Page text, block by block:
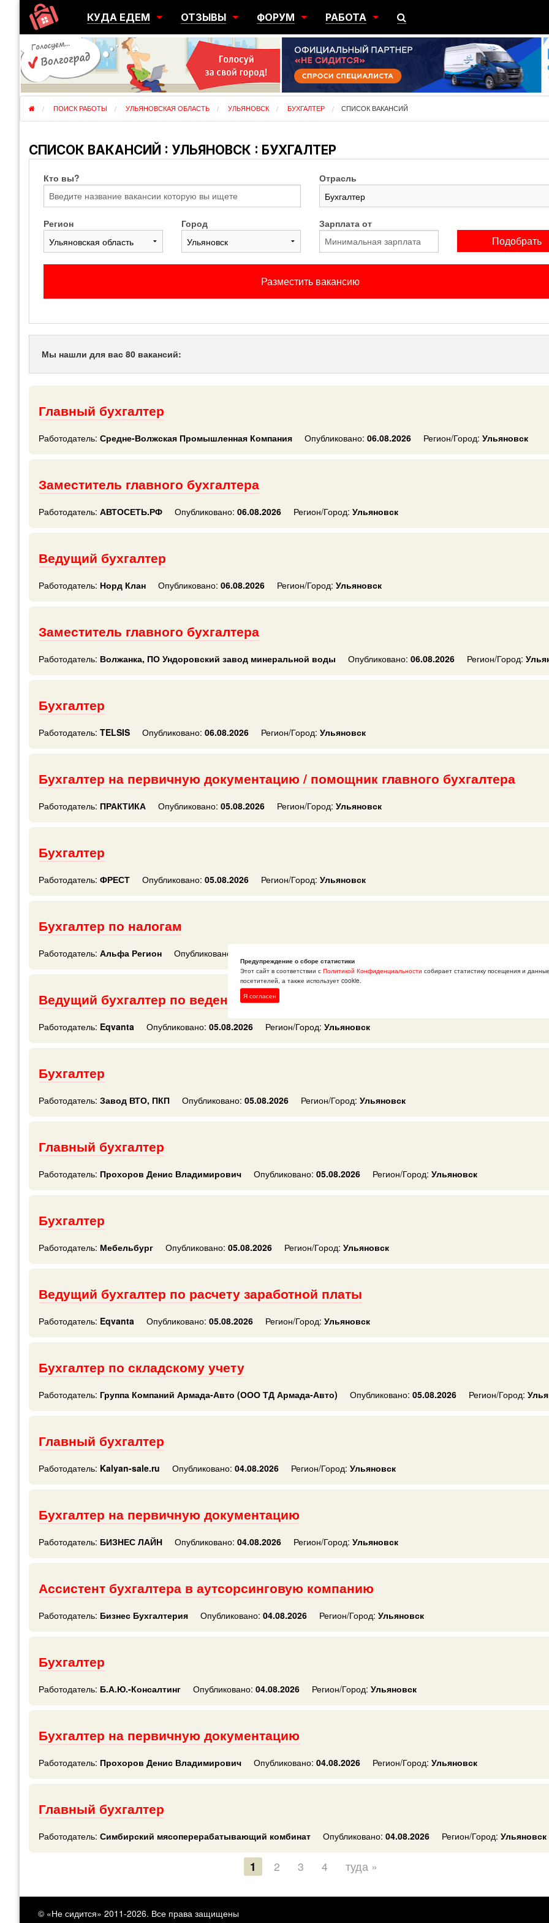
КУДА ЕДЕМ
ГОРОДА
РЕГИОНЫ
ОТЗЫВЫ
ПЕРЕЕЗДЫ
ЭМИГРАЦИЯ
ФОРУМ
ЮЖНЫЙ
РАБОТА
ПОИСК РАБОТЫ
РАЗМЕСТИТЬ ВАКАНСИЮ
ПОИСК РАБОТЫ УЛЬЯНОВСКАЯ ОБЛАСТЬ УЛЬЯНОВСК БУХГАЛТЕР СПИСОК ВАКАНСИЙ
СПИСОК ВАКАНСИЙ : УЛЬЯНОВСК : БУХГАЛТЕР
Кто вы? Отрасль
Регион Город Зарплата от
Подобрать
Разместить вакансию
Мы нашли для вас 80 вакансий:
Главный бухгалтер
Работодатель: Средне-Волжская Промышленная Компания Опубликовано: 06.08.2026 Регион/Город: Ульяновск
Заместитель главного бухгалтера
Работодатель: АВТОСЕТЬ.РФ Опубликовано: 06.08.2026 Регион/Город: Ульяновск
Ведущий бухгалтер
Работодатель: Норд Клан Опубликовано: 06.08.2026 Регион/Город: Ульяновск
Заместитель главного бухгалтера
Работодатель: Волжанка, ПО Ундоровский завод минеральной воды Опубликовано: 06.08.2026 Регион/Город:
Бухгалтер
Работодатель: TELSIS Опубликовано: 06.08.2026 Регион/Город: Ульяновск
Бухгалтер на первичную документацию / помощник главного бухгалтера
Работодатель: ПРАКТИКА Опубликовано: 05.08.2026 Регион/Город: Ульяновск
Бухгалтер
Работодатель: ФРЕСТ Опубликовано: 05.08.2026 Регион/Город: Ульяновск
Бухгалтер по налогам
Работодатель: Альфа Регион Опубликовано:
Ведущий бухгалтер по ведению лизинговых операций
Работодатель: Eqvanta Опубликовано: 05.08.2026 Регион/Город: Ульяновск
Бухгалтер
Работодатель: Завод ВТО, ПКП Опубликовано: 05.08.2026 Регион/Город: Ульяновск
Главный бухгалтер
Работодатель: Прохоров Денис Владимирович Опубликовано: 05.08.2026 Регион/Город: Ульяновск
Бухгалтер
Работодатель: Мебельбург Опубликовано: 05.08.2026 Регион/Город: Ульяновск
Ведущий бухгалтер по расчету заработной платы
Работодатель: Eqvanta Опубликовано: 05.08.2026 Регион/Город: Ульяновск
Бухгалтер по складскому учету
Работодатель: Группа Компаний Армада-Авто (ООО ТД Армада-Авто) Опубликовано: 05.08.2026 Регион/Город:
Главный бухгалтер
Работодатель: Kalyan-sale.ru Опубликовано: 04.08.2026 Регион/Город: Ульяновск
Бухгалтер на первичную документацию
Работодатель: БИЗНЕС ЛАЙН Опубликовано: 04.08.2026 Регион/Город: Ульяновск
Ассистент бухгалтера в аутсорсинговую компанию
Работодатель: Бизнес Бухгалтерия Опубликовано: 04.08.2026 Регион/Город: Ульяновск
Бухгалтер
Работодатель: Б.А.Ю.-Консалтинг Опубликовано: 04.08.2026 Регион/Город: Ульяновск
Бухгалтер на первичную документацию
Работодатель: Прохоров Денис Владимирович Опубликовано: 04.08.2026 Регион/Город: Ульяновск
Главный бухгалтер
Работодатель: Симбирский мясоперерабатывающий комбинат Опубликовано: 04.08.2026 Регион/Город: Ульяновск
1 2 3 4 туда »
© «Не сидится» 2011-2026. Все права защищены
Предупреждение о сборе статистики
Этот сайт в соответствии с Политикой Конфиденциальности собирает статистику посещения и
посетителей, а также использует cookie.
Я согласен